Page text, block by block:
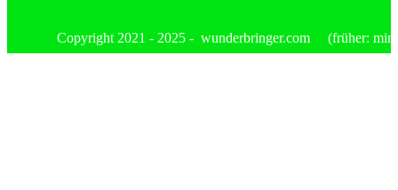
Copyright 2021 - 2025 - wunderbringer.com (früher: